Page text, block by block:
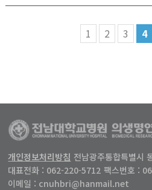
1 2 3 4
개인정보처리방침 전남광주통합특별시
대표전화 : 062-220-5712 팩스번호 :
이메일 : cnuhbri@hanmail.net